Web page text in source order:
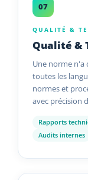
07
QUALITÉ &
Qualité &
Une norme n'a
toutes les
normes et
avec précision
Rapports
Audits internes